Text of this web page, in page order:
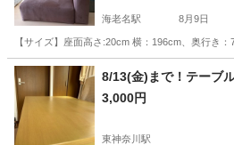
海老名駅 8月9日
【サイズ】座面高さ:20cm 横：196cm、奥行き
神奈川 海老名市 海老名駅 ソファ
8/13(金)まで！テーブ
3,000円
東神奈川駅